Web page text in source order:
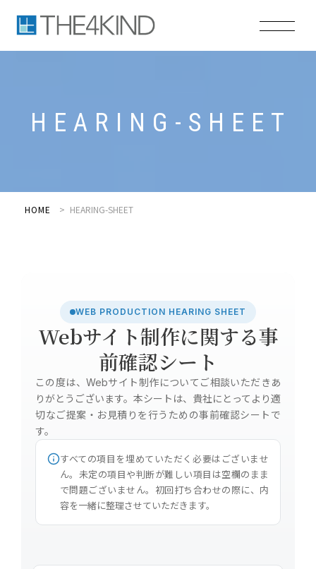
H E A R I N G - S H E E T
HOME HEARING-SHEET
WEB PRODUCTION HEARING SHEET
Webサイト制作に関する事
前確認シート
この度は、Webサイト制作についてご相談いただきあ
りがとうございます。本シートは、貴社にとってより適
切なご提案・お見積りを行うための事前確認シートで
す。
すべての項目を埋めていただく必要はございませ
ん。未定の項目や判断が難しい項目は空欄のまま
で問題ございません。初回打ち合わせの際に、内
容を一緒に整理させていただきます。